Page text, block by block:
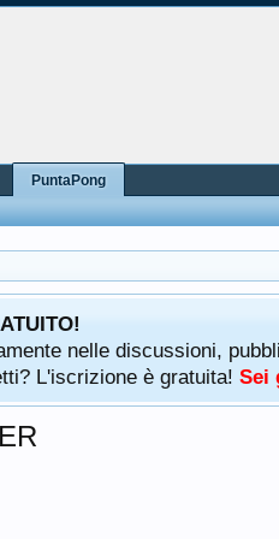
nelle discussioni,
L'iscrizione è gratuita! Sei
PuntaPong